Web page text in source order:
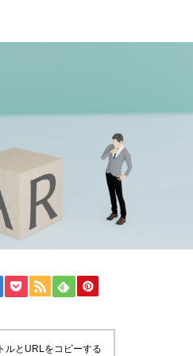
ルとURLをコピーする